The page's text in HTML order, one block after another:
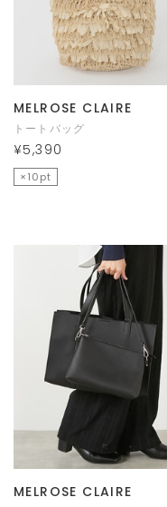
MELROSE CLAIRE
トートバッグ
¥5,390
×10pt
MELROSE CLAIRE